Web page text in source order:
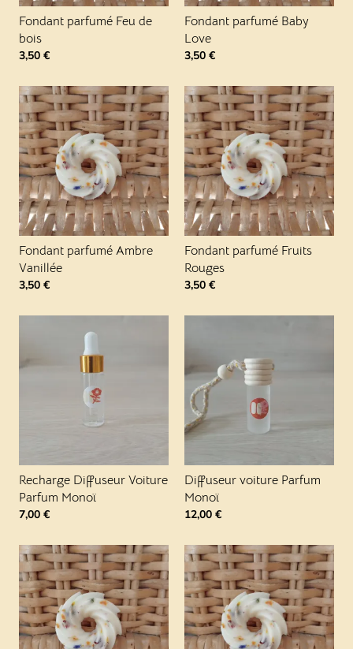
Fondant parfumé Feu de
bois
3,50 €
Fondant parfumé Baby
Love
3,50 €
Fondant parfumé Ambre
Vanillée
3,50 €
Fondant parfumé Fruits
Rouges
3,50 €
Recharge Diffuseur Voiture
Parfum Monoï
7,00 €
Diffuseur voiture Parfum
Monoï
12,00 €